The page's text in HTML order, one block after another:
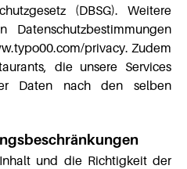
(DBSG). Weitere
Datenschutzbestimmungen
privacy. Zudem
die unsere Services
Daten nach den selben
und die Richtigkeit der